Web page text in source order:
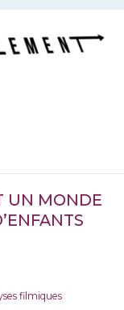
UN MONDE
filmiques